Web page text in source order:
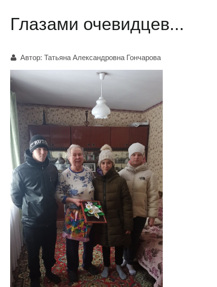
Глазами очевидцев...
Автор: Татьяна Александровна Гончарова